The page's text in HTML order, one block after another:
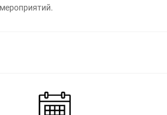
мероприятий.